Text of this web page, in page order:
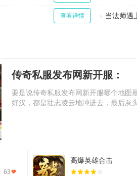
查看详情 当法师遇
传奇私服发布网新开服：
要是说传奇私服发布网新开服哪个地图
好汉，都是壮志凌云地冲进去，最后灰
63
高爆英雄合击